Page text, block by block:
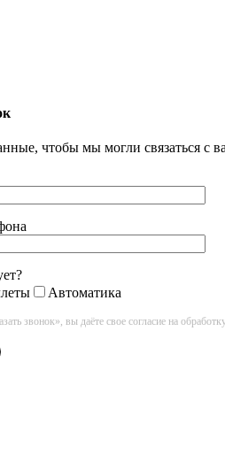
чтобы мы могли связаться с
Автоматика
звонок», вы даёте свое согласие на